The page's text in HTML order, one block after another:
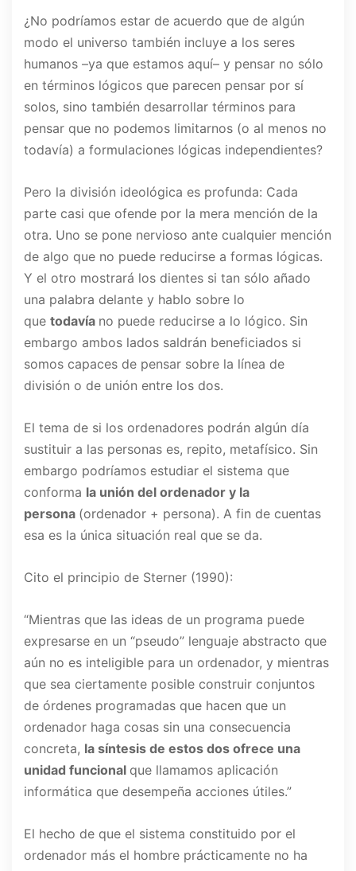
¿No podríamos estar de acuerdo que de algún
modo el universo también incluye a los seres
humanos –ya que estamos aquí– y pensar no sólo
en términos lógicos que parecen pensar por sí
solos, sino también desarrollar términos para
pensar que no podemos limitarnos (o al menos no
todavía) a formulaciones lógicas independientes?
Pero la división ideológica es profunda: Cada
parte casi que ofende por la mera mención de la
otra. Uno se pone nervioso ante cualquier mención
de algo que no puede reducirse a formas lógicas.
Y el otro mostrará los dientes si tan sólo añado
una palabra delante y hablo sobre lo
que todavía no puede reducirse a lo lógico. Sin
embargo ambos lados saldrán beneficiados si
somos capaces de pensar sobre la línea de
división o de unión entre los dos.
El tema de si los ordenadores podrán algún día
sustituir a las personas es, repito, metafísico. Sin
embargo podríamos estudiar el sistema que
conforma la unión del ordenador y la
persona (ordenador + persona). A fin de cuentas
esa es la única situación real que se da.
Cito el principio de Sterner (1990):
“Mientras que las ideas de un programa puede
expresarse en un “pseudo” lenguaje abstracto que
aún no es inteligible para un ordenador, y mientras
que sea ciertamente posible construir conjuntos
de órdenes programadas que hacen que un
ordenador haga cosas sin una consecuencia
concreta, la síntesis de estos dos ofrece una
unidad funcional que llamamos aplicación
informática que desempeña acciones útiles.”
El hecho de que el sistema constituido por el
ordenador más el hombre prácticamente no ha